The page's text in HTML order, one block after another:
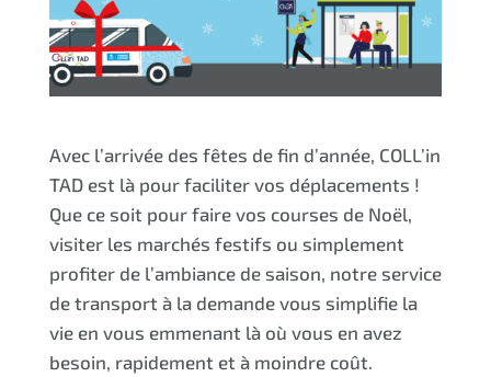
Avec l’arrivée des fêtes de fin d’année, COLL’in
TAD est là pour faciliter vos déplacements !
Que ce soit pour faire vos courses de Noël,
visiter les marchés festifs ou simplement
profiter de l’ambiance de saison, notre service
de transport à la demande vous simplifie la
vie en vous emmenant là où vous en avez
besoin, rapidement et à moindre coût.